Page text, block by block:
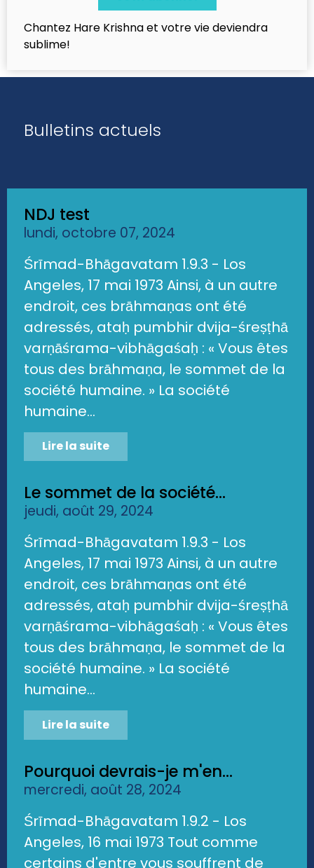
Chantez Hare Krishna et votre vie deviendra
sublime!
Bulletins actuels
NDJ test
lundi, octobre 07, 2024
Śrīmad-Bhāgavatam 1.9.3 - Los
Angeles, 17 mai 1973 Ainsi, à un autre
endroit, ces brāhmaṇas ont été
adressés, ataḥ pumbhir dvija-śreṣṭhā
varṇāśrama-vibhāgaśaḥ : « Vous êtes
tous des brāhmaṇa, le sommet de la
société humaine. » La société
humaine...
Lire la suite
Le sommet de la société...
jeudi, août 29, 2024
Śrīmad-Bhāgavatam 1.9.3 - Los
Angeles, 17 mai 1973 Ainsi, à un autre
endroit, ces brāhmaṇas ont été
adressés, ataḥ pumbhir dvija-śreṣṭhā
varṇāśrama-vibhāgaśaḥ : « Vous êtes
tous des brāhmaṇa, le sommet de la
société humaine. » La société
humaine...
Lire la suite
Pourquoi devrais-je m'en...
mercredi, août 28, 2024
Śrīmad-Bhāgavatam 1.9.2 - Los
Angeles, 16 mai 1973 Tout comme
certains d'entre vous souffrent de